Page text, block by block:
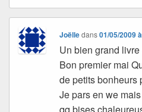
Joëlledans01/05/2009
Un bien grand
Bon premier mai
de petits bonheurs
Je pars en we
qq bises